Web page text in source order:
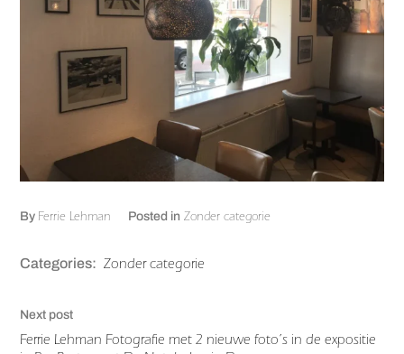
By Ferrie Lehman Posted in Zonder categorie
Categories: Zonder categorie
Next post
Ferrie Lehman Fotografie met 2 nieuwe foto’s in de expositie